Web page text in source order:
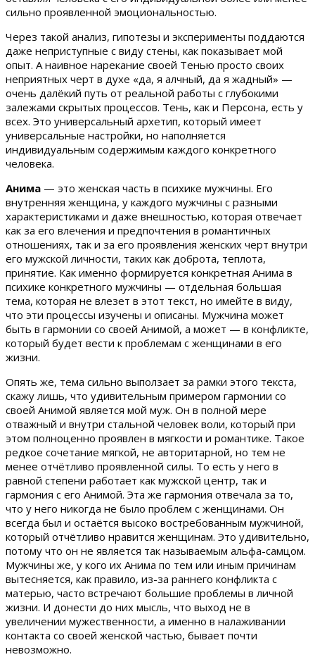
сильно проявленной эмоциональностью.
Через такой анализ, гипотезы и эксперименты поддаются
даже неприступные с виду стены, как показывает мой
опыт. А наивное нарекание своей Тенью просто своих
неприятных черт в духе «да, я алчный, да я жадный» —
очень далёкий путь от реальной работы с глубокими
залежами скрытых процессов. Тень, как и Персона, есть у
всех. Это универсальный архетип, который имеет
универсальные настройки, но наполняется
индивидуальным содержимым каждого конкретного
человека.
Анима — это женская часть в психике мужчины. Его
внутренняя женщина, у каждого мужчины с разными
характеристиками и даже внешностью, которая отвечает
как за его влечения и предпочтения в романтичных
отношениях, так и за его проявления женских черт внутри
его мужской личности, таких как доброта, теплота,
принятие. Как именно формируется конкретная Анима в
психике конкретного мужчины — отдельная большая
тема, которая не влезет в этот текст, но имейте в виду,
что эти процессы изучены и описаны. Мужчина может
быть в гармонии со своей Анимой, а может — в конфликте,
который будет вести к проблемам с женщинами в его
жизни.
Опять же, тема сильно выползает за рамки этого текста,
скажу лишь, что удивительным примером гармонии со
своей Анимой является мой муж. Он в полной мере
отважный и внутри стальной человек воли, который при
этом полноценно проявлен в мягкости и романтике. Такое
редкое сочетание мягкой, не авторитарной, но тем не
менее отчётливо проявленной силы. То есть у него в
равной степени работает как мужской центр, так и
гармония с его Анимой. Эта же гармония отвечала за то,
что у него никогда не было проблем с женщинами. Он
всегда был и остаётся высоко востребованным мужчиной,
который отчётливо нравится женщинам. Это удивительно,
потому что он не является так называемым альфа-самцом.
Мужчины же, у кого их Анима по тем или иным причинам
вытесняется, как правило, из-за раннего конфликта с
матерью, часто встречают большие проблемы в личной
жизни. И донести до них мысль, что выход не в
увеличении мужественности, а именно в налаживании
контакта со своей женской частью, бывает почти
невозможно.